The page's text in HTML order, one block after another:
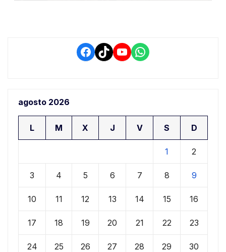
conductores
Facebook
TikTokYouTube
WhatsApp
agosto 2026
L M X J V S D
1 2
3 4 5 6 7 8 9
10 11 12 13 14 15 16
17 18 19 20 21 22 23
24 25 26 27 28 29 30